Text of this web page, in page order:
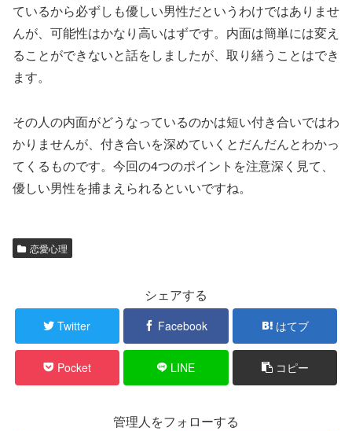
ているから必ずしも優しい男性だというわけではありませ
んが、可能性はかなり高いはずです。内面は簡単には変え
ることができないと話をしましたが、取り繕うことはでき
ます。
その人の内面がどうなっているのかは短い付き合いではわ
かりませんが、付き合いを深めていくとだんだんとわかっ
てくるものです。今回の4つのポイントを注意深く見て、
優しい男性を捕まえられるといいですね。
恋愛心理
シェアする
Twitter Facebook はてブ
Pocket LINE コピー
管理人をフォローする